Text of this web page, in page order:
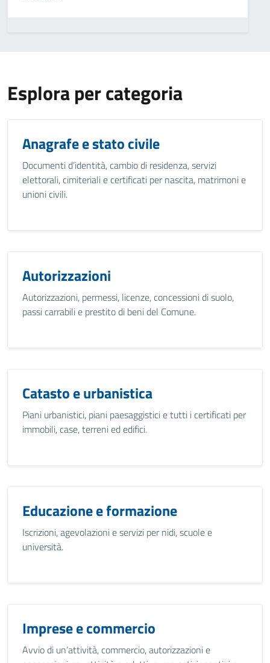
Esplora per categoria
Anagrafe e stato civile
Documenti d’identità, cambio di residenza, servizi
elettorali, cimiteriali e certificati per nascita, matrimoni e
unioni civili.
Autorizzazioni
Autorizzazioni, permessi, licenze, concessioni di suolo,
passi carrabili e prestito di beni del Comune.
Catasto e urbanistica
Piani urbanistici, piani paesaggistici e tutti i certificati per
immobili, case, terreni ed edifici.
Educazione e formazione
Iscrizioni, agevolazioni e servizi per nidi, scuole e
università.
Imprese e commercio
Avvio di un’attività, commercio, autorizzazioni e